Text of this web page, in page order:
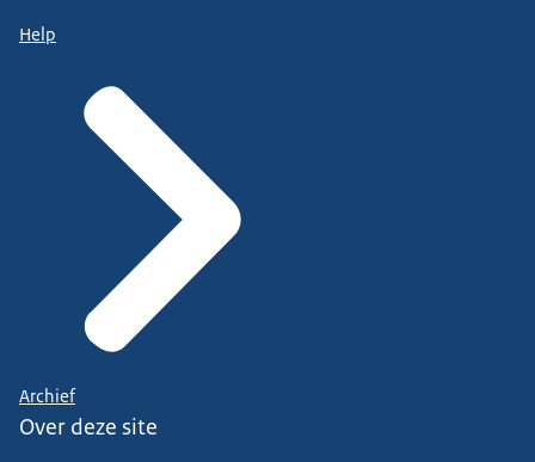
Help
Archief
Over deze site